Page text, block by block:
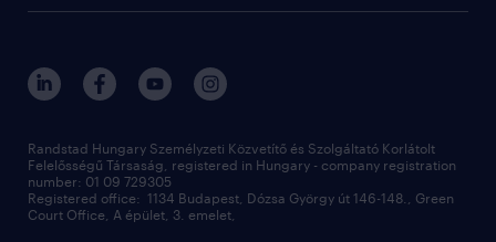
contact us
operational
professional
digital
contact us
randstad hungary
our offices
sustainability
Randstad Hungary Személyzeti Közvetítő és Szolgáltató Korlátolt
Felelősségű Társaság, registered in Hungary - company registration
number: 01 09 729305
Registered office: 1134 Budapest, Dózsa György út 146-148., Green
Court Office, A épület, 3. emelet,